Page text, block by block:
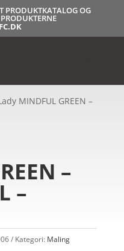
PRODUKTKATALOG OG
MINDFUL GREEN –
–
–
Kategori: Maling